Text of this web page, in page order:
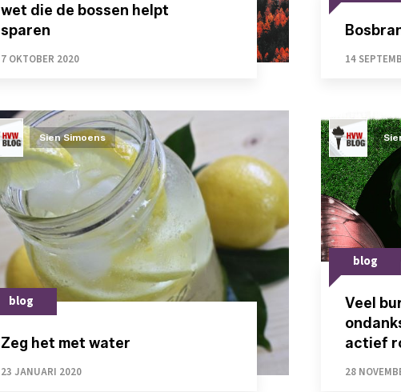
wet die de bossen helpt
sparen
7 OKTOBER 2020 14
blog
Zeg het met water
23 JANUARI 2020
Sien Simoens
blog
Veel
actief
28